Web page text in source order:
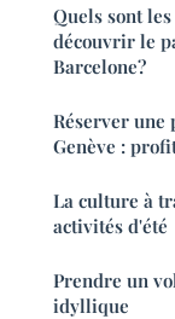
Quels sont
découvrir le
Barcelone?
Réserver une
Genève :
La culture à
activités d'été
Prendre un
idyllique